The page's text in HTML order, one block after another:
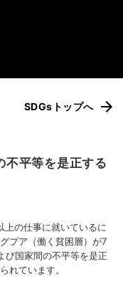
SDGsトップへ
不平等を是正する
上の仕事に就いているに
プア（働く貧困層）が7
び国家間の不平等を是正
れています。